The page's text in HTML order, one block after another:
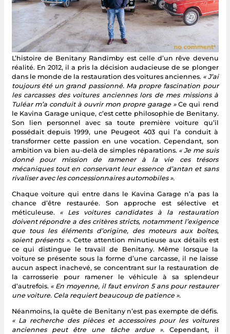
L’histoire de Benitany Randimby est celle d’un rêve devenu
réalité. En 2012, il a pris la décision audacieuse de se plonger
dans le monde de la restauration des voitures anciennes. « J’ai
toujours été un grand passionné. Ma propre fascination pour
les carcasses des voitures anciennes lors de mes missions à
Tuléar m’a conduit à ouvrir mon propre garage »Ce qui rend
le Kavina Garage unique, c’est cette philosophie de Benitany.
Son lien personnel avec sa toute première voiture qu’il
possédait depuis 1999, une Peugeot 403 qui l’a conduit à
transformer cette passion en une vocation.Cependant, son
ambition va bien au-delà de simples réparations. « Je me suis
donné pour mission de ramener à la vie ces trésors
mécaniques tout en conservant leur essence d’antan et sans
rivaliser avec les concessionnaires automobiles ».
Chaque voiture qui entre dans le Kavina Garage n’a pas la
chance d’être restaurée. Son approche est sélective et
méticuleuse. « Les voitures candidates à la restauration
doivent répondre a des critères stricts, notamment l’exigence
que tous les éléments d’origine, des moteurs aux boîtes,
soient présents ». Cette attention minutieuse aux détails est
ce qui distingue le travail de Benitany. Même lorsque la
voiture se présente sous la forme d’une carcasse, il ne laisse
aucun aspect inachevé, se concentrant sur la restauration de
la carrosserie pour ramener le véhicule à sa splendeur
d’autrefois. « En moyenne, il faut environ 5 ans pour restaurer
une voiture. Cela requiert beaucoup de patience ».
Néanmoins, la quête de Benitany n’est pas exempte de défis.
« La recherche des pièces et accessoires pour les voitures
anciennes peut être une tâche ardue ». Cependant, il